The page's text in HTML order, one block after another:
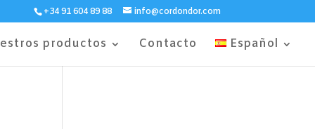
+34 91 604 89 88 info@cordondor.com
productos Contacto Español